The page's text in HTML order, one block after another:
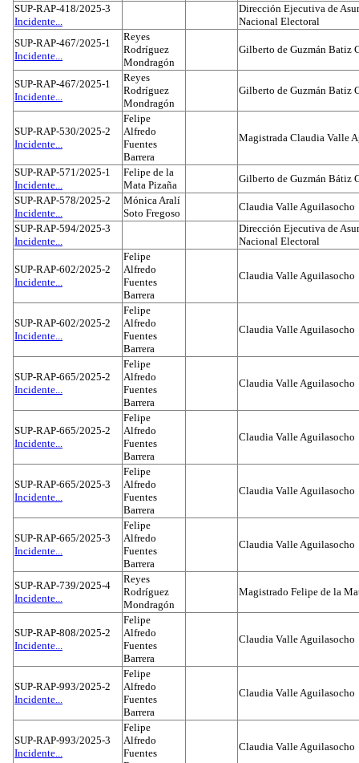
SUP-RAP-418/2025-3
Incidente...
Dirección Ejecutiva de
Nacional Electoral
SUP-RAP-467/2025-1
Incidente...
Reyes
Rodríguez
Mondragón
Gilberto de Guzmán Batiz
SUP-RAP-467/2025-1
Incidente...
Reyes
Rodríguez
Mondragón
Gilberto de Guzmán Batiz
SUP-RAP-530/2025-2
Incidente...
Felipe
Alfredo
Fuentes
Barrera
Magistrada Claudia Valle
SUP-RAP-571/2025-1
Incidente...
Felipe de la
Mata Pizaña
Gilberto de Guzmán Bátiz
SUP-RAP-578/2025-2
Incidente...
Mónica Aralí
Soto Fregoso
Claudia Valle Aguilasocho
SUP-RAP-594/2025-3
Incidente...
Dirección Ejecutiva de
Nacional Electoral
SUP-RAP-602/2025-2
Incidente...
Felipe
Alfredo
Fuentes
Barrera
Claudia Valle Aguilasocho
SUP-RAP-602/2025-2
Incidente...
Felipe
Alfredo
Fuentes
Barrera
Claudia Valle Aguilasocho
SUP-RAP-665/2025-2
Incidente...
Felipe
Alfredo
Fuentes
Barrera
Claudia Valle Aguilasocho
SUP-RAP-665/2025-2
Incidente...
Felipe
Alfredo
Fuentes
Barrera
Claudia Valle Aguilasocho
SUP-RAP-665/2025-3
Incidente...
Felipe
Alfredo
Fuentes
Barrera
Claudia Valle Aguilasocho
SUP-RAP-665/2025-3
Incidente...
Felipe
Alfredo
Fuentes
Barrera
Claudia Valle Aguilasocho
SUP-RAP-739/2025-4
Incidente...
Reyes
Rodríguez
Mondragón
Magistrado Felipe de la
SUP-RAP-808/2025-2
Incidente...
Felipe
Alfredo
Fuentes
Barrera
Claudia Valle Aguilasocho
SUP-RAP-993/2025-2
Incidente...
Felipe
Alfredo
Fuentes
Barrera
Claudia Valle Aguilasocho
SUP-RAP-993/2025-3
Incidente...
Felipe
Alfredo
Fuentes
Claudia Valle Aguilasocho